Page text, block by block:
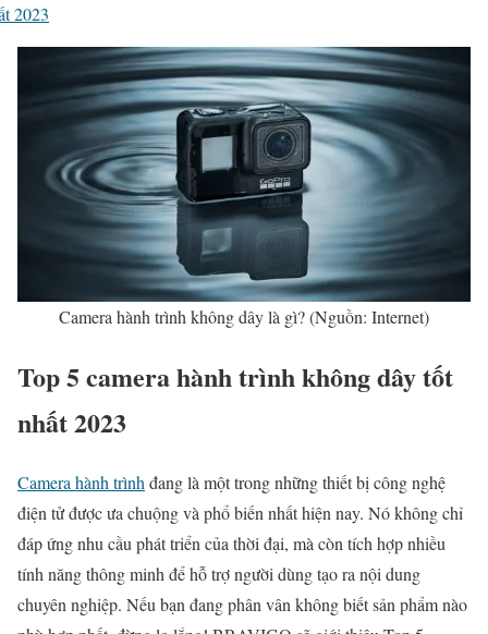
2023
Camera hành trình không dây là gì? (Nguồn: Internet)
Top 5 camera hành trình không dây tốt
nhất 2023
Camera hành trình đang là một trong những thiết bị công nghệ
điện tử được ưa chuộng và phổ biến nhất hiện nay. Nó không chỉ
đáp ứng nhu cầu phát triển của thời đại, mà còn tích hợp nhiều
tính năng thông minh để hỗ trợ người dùng tạo ra nội dung
chuyên nghiệp. Nếu bạn đang phân vân không biết sản phẩm nào